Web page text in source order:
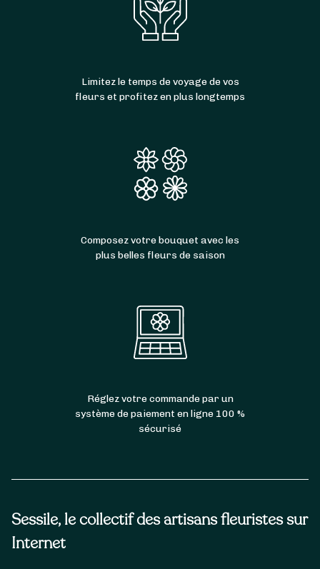
Sessile, le collectif des artisans fleuristes sur
Internet
Limitez le temps de voyage de vos
fleurs et profitez en plus longtemps
Composez votre bouquet avec les
plus belles fleurs de saison
Réglez votre commande par un
système de paiement en ligne 100 %
sécurisé